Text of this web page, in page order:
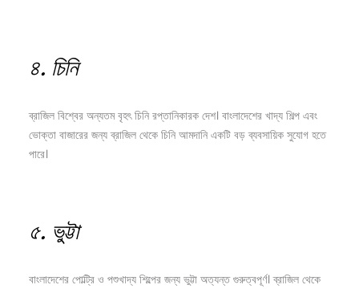
৪. চিনি
ব্রাজিল বিশ্বের অন্যতম বৃহৎ চিনি রপ্তানিকারক দেশ। বাংলাদেশের খাদ্য শিল্প এবং
ভোক্তা বাজারের জন্য ব্রাজিল থেকে চিনি আমদানি একটি বড় ব্যবসায়িক সুযোগ হতে
পারে।
৫. ভুট্টা
বাংলাদেশের পোল্ট্রি ও পশুখাদ্য শিল্পের জন্য ভুট্টা অত্যন্ত গুরুত্বপূর্ণ। ব্রাজিল থেকে